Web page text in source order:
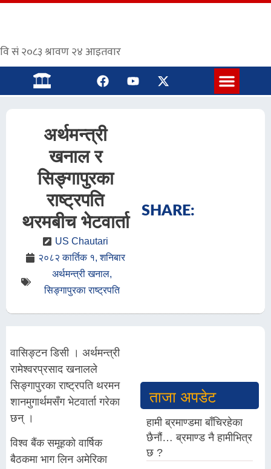
अर्थमन्त्री
खनाल र
सिङ्गापुरका
राष्ट्रपति
थरमबीच भेटवार्ता
US Chautari
२०८२ कार्तिक १, शनिबार
अर्थमन्त्री खनाल,
सिङ्गापुरका राष्ट्रपति
SHARE:
वासिङ्टन डिसी । अर्थमन्त्री
रामेश्वरप्रसाद खनालले
सिङ्गापुरका राष्ट्रपति थरमन
शानमुगार्थमसँग भेटवार्ता गरेका
छन् ।
विश्व बैंक समूहको वार्षिक
बैठकमा भाग लिन अमेरिका
ताजा अपडेट
हामी ब्रमाण्डमा बाँचिरहेका
छैनौं… ब्रमाण्ड नै हामीभित्र
छ ?